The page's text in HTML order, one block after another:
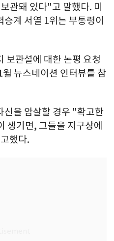
관돼 있다"고 말했다. 미
계 서열 1위는 부통령이
보관설에 대한 논평 요청
뉴스네이션 인터뷰를 참
신을 암살할 경우 "확고한
생기면, 그들을 지구상에
했다.